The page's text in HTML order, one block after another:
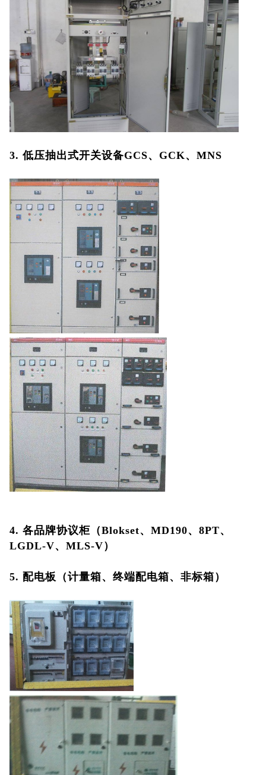
证ISO体系认证
美国认证
CCC认证
澳洲SAA认证
澳洲C-TICK
认证
收起菜单
©Danotest.Com
3. 低压抽出式开关设备GCS、GCK、MNS
4. 各品牌协议柜（Blokset、MD190、8PT、
LGDL-V、MLS-V）
5. 配电板（计量箱、终端配电箱、非标箱）